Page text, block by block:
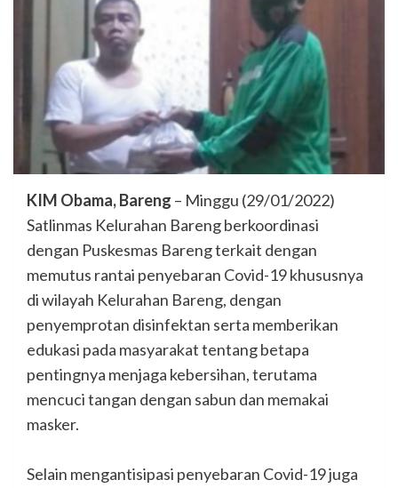
KIM Obama, Bareng – Minggu (29/01/2022)
Satlinmas Kelurahan Bareng berkoordinasi
dengan Puskesmas Bareng terkait dengan
memutus rantai penyebaran Covid-19 khususnya
di wilayah Kelurahan Bareng, dengan
penyemprotan disinfektan serta memberikan
edukasi pada masyarakat tentang betapa
pentingnya menjaga kebersihan, terutama
mencuci tangan dengan sabun dan memakai
masker.
Selain mengantisipasi penyebaran Covid-19 juga